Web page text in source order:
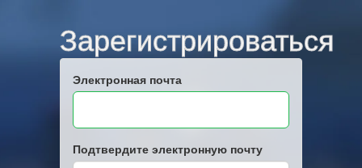
Зарегистрироваться
Электронная почта
Подтвердите электронную почту